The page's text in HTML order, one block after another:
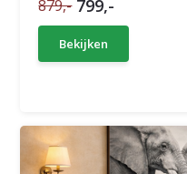
879,- 799,-
Bekijken